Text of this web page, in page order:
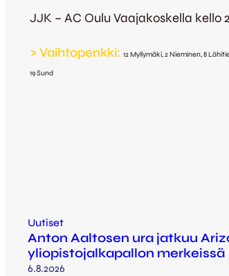
JJK – AC Oulu Vaajakoskella kello
> Vaihtopenkki: 12 Myllymäki, 2 Nieminen, 8
19 Sund
Uutiset
Anton Aaltosen ura jatkuu
yliopistojalkapallon merkeissä
6.8.2026